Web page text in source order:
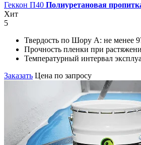
Геккон П40 Полиуретановая
Хит
5
Твердость по Шору А: не менее
Прочность пленки при
Температурный интервал
Заказать Цена по запросу